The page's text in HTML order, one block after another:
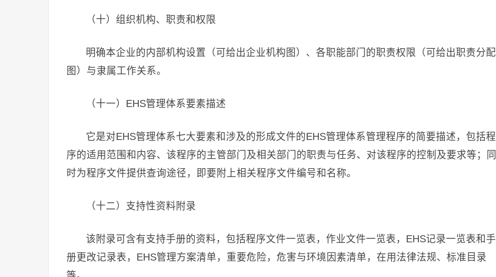
（十）组织机构、职责和权限
明确本企业的内部机构设置（可给出企业机构图）、各职能部门的职责权限（可给出职责分配
图）与隶属工作关系。
（十一）EHS管理体系要素描述
它是对EHS管理体系七大要素和涉及的形成文件的EHS管理体系管理程序的简要描述，包括程
序的适用范围和内容、该程序的主管部门及相关部门的职责与任务、对该程序的控制及要求等；同
时为程序文件提供查询途径，即要附上相关程序文件编号和名称。
（十二）支持性资料附录
该附录可含有支持手册的资料，包括程序文件一览表，作业文件一览表，EHS记录一览表和手
册更改记录表，EHS管理方案清单，重要危险，危害与环境因素清单，在用法律法规、标准目录